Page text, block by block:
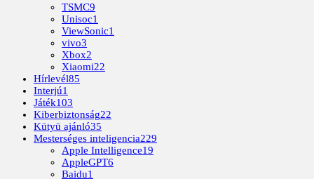
TSMC9
Unisoc1
ViewSonic1
vivo3
Xbox2
Xiaomi22
Hírlevél85
Interjú1
Játék103
Kiberbiztonság22
Kütyü ajánló35
Mesterséges inteligencia229
Apple Intelligence19
AppleGPT6
Baidu1